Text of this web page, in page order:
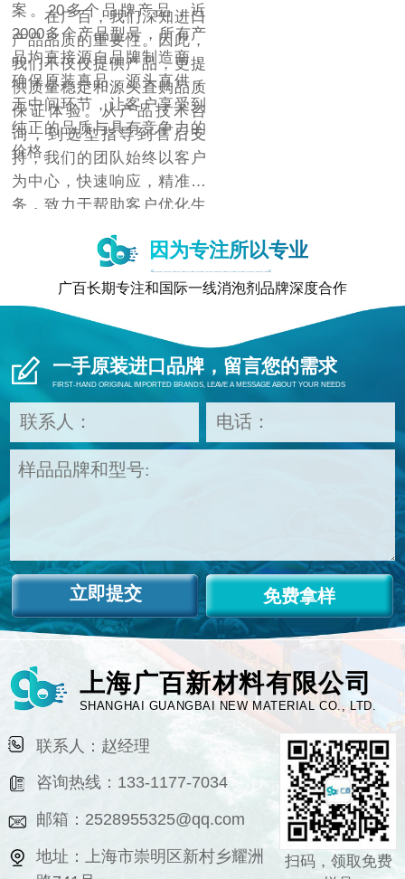
案。20多个品牌产品，近
2000多个产品型号，所有产
品均直接源自品牌制造商，
确保原装真品，源头直供，
无中间环节，让客户享受到
纯正的品质与具有竞争力的
价格。
在广百，我们深知进口
产品品质的重要性。因此，
我们不仅仅提供产品，更提
供质量稳定和源头直购品质
保证体验。从产品技术咨
询，到选型指导到售后支
持，我们的团队始终以客户
为中心，快速响应，精准服
务，致力于帮助客户优化生
低成本，增强市场竞争力。因为专注所以专业
广百长期专注和国际一线消泡剂品牌深度合作
一手原装进口品牌，留言您的需求
FIRST-HAND ORIGINAL IMPORTED BRANDS, LEAVE A MESSAGE ABOUT YOUR NEEDS
免费拿样
上海广百新材料有限公司
SHANGHAI GUANGBAI NEW MATERIAL CO., LTD.
扫码，领取免费
联系人：赵经理
咨询热线：133-1177-7034
邮箱：2528955325@qq.com
地址：上海市崇明区新村乡耀洲